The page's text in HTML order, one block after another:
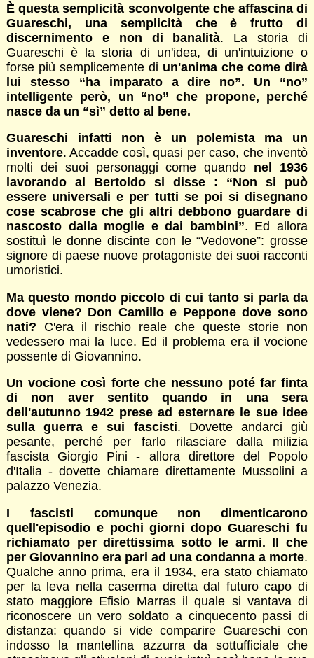
È questa semplicità sconvolgente che affascina di
Guareschi, una semplicità che è frutto di
discernimento e non di banalità. La storia di
Guareschi è la storia di un'idea, di un'intuizione o
forse più semplicemente di un'anima che come dirà
lui stesso “ha imparato a dire no”. Un “no”
intelligente però, un “no” che propone, perché
nasce da un “sì” detto al bene.
Guareschi infatti non è un polemista ma un
inventore. Accadde così, quasi per caso, che inventò
molti dei suoi personaggi come quando nel 1936
lavorando al Bertoldo si disse : “Non si può
essere universali e per tutti se poi si disegnano
cose scabrose che gli altri debbono guardare di
nascosto dalla moglie e dai bambini”. Ed allora
sostituì le donne discinte con le “Vedovone”: grosse
signore di paese nuove protagoniste dei suoi racconti
umoristici.
Ma questo mondo piccolo di cui tanto si parla da
dove viene? Don Camillo e Peppone dove sono
nati? C'era il rischio reale che queste storie non
vedessero mai la luce. Ed il problema era il vocione
possente di Giovannino.
Un vocione così forte che nessuno poté far finta
di non aver sentito quando in una sera
dell'autunno 1942 prese ad esternare le sue idee
sulla guerra e sui fascisti. Dovette andarci giù
pesante, perché per farlo rilasciare dalla milizia
fascista Giorgio Pini - allora direttore del Popolo
d'Italia - dovette chiamare direttamente Mussolini a
palazzo Venezia.
I fascisti comunque non dimenticarono
quell'episodio e pochi giorni dopo Guareschi fu
richiamato per direttissima sotto le armi. Il che
per Giovannino era pari ad una condanna a morte.
Qualche anno prima, era il 1934, era stato chiamato
per la leva nella caserma diretta dal futuro capo di
stato maggiore Efisio Marras il quale si vantava di
riconoscere un vero soldato a cinquecento passi di
distanza: quando si vide comparire Guareschi con
indosso la mantellina azzurra da sottufficiale che